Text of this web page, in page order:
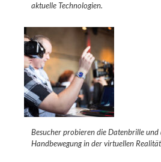
aktuelle Technologien.
Besucher probieren die Datenbrille und
Handbewegung in der virtuellen Realität